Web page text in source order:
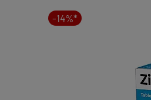
-14%*